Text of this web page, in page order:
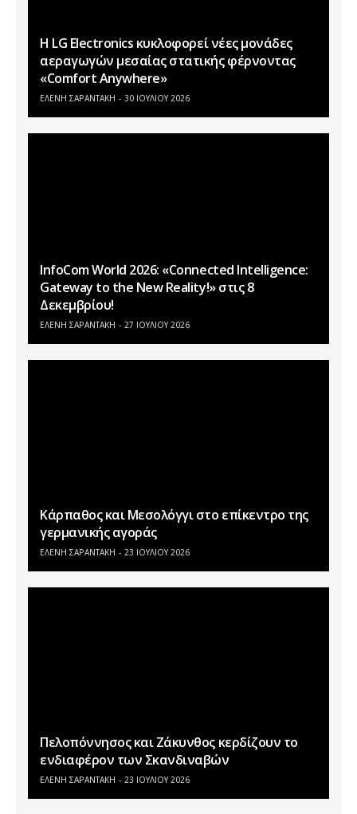
Η LG Electronics κυκλοφορεί νέες μονάδες
αεραγωγών μεσαίας στατικής φέρνοντας
«Comfort Anywhere»
ΕΛΕΝΗ ΣΑΡΑΝΤΑΚΗ 30 ΙΟΥΛΊΟΥ 2026
InfoCom World 2026: «Connected Intelligence:
Gateway to the New Reality!» στις 8
Δεκεμβρίου!
ΕΛΕΝΗ ΣΑΡΑΝΤΑΚΗ 27 ΙΟΥΛΊΟΥ 2026
Κάρπαθος και Μεσολόγγι στο επίκεντρο της
γερμανικής αγοράς
ΕΛΕΝΗ ΣΑΡΑΝΤΑΚΗ 23 ΙΟΥΛΊΟΥ 2026
Πελοπόννησος και Ζάκυνθος κερδίζουν το
ενδιαφέρον των Σκανδιναβών
ΕΛΕΝΗ ΣΑΡΑΝΤΑΚΗ 23 ΙΟΥΛΊΟΥ 2026